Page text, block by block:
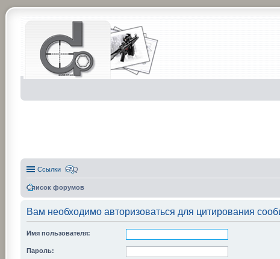
Ссылки FAQ
Список форумов
Вам необходимо авторизоваться для цитирования
Имя пользователя:
Пароль: